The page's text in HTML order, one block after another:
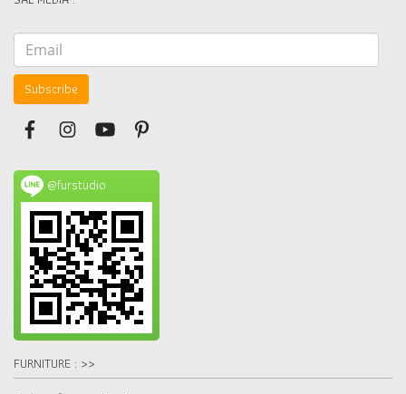
Subscribe
@furstudio
FURNITURE : >>